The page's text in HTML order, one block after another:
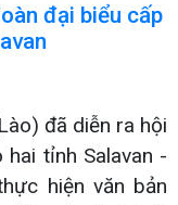
đại biểu cấp
đã diễn ra hội
tỉnh Salavan -
hiện văn bản